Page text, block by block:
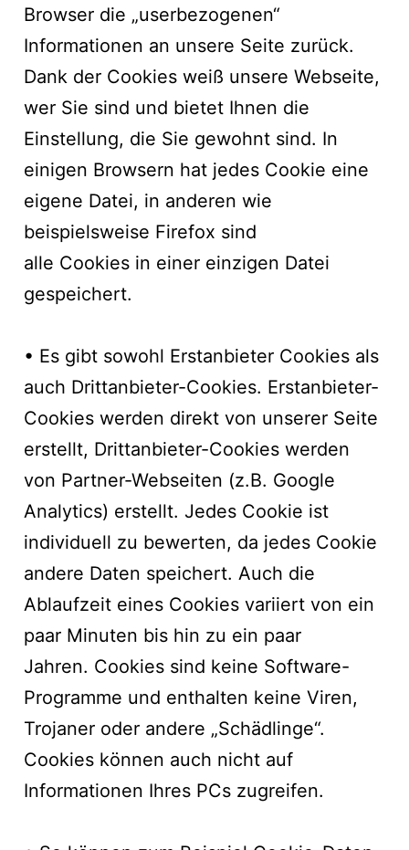
Browser die „userbezogenen“
Informationen an unsere Seite zurück.
Dank der Cookies weiß unsere Webseite,
wer Sie sind und bietet Ihnen die
Einstellung, die Sie gewohnt sind. In
einigen Browsern hat jedes Cookie eine
eigene Datei, in anderen wie
beispielsweise Firefox sind
alle Cookies in einer einzigen Datei
gespeichert.
• Es gibt sowohl Erstanbieter Cookies als
auch Drittanbieter-Cookies. Erstanbieter-
Cookies werden direkt von unserer Seite
erstellt, Drittanbieter-Cookies werden
von Partner-Webseiten (z.B. Google
Analytics) erstellt. Jedes Cookie ist
individuell zu bewerten, da jedes Cookie
andere Daten speichert. Auch die
Ablaufzeit eines Cookies variiert von ein
paar Minuten bis hin zu ein paar
Jahren. Cookies sind keine Software-
Programme und enthalten keine Viren,
Trojaner oder andere „Schädlinge“.
Cookies können auch nicht auf
Informationen Ihres PCs zugreifen.